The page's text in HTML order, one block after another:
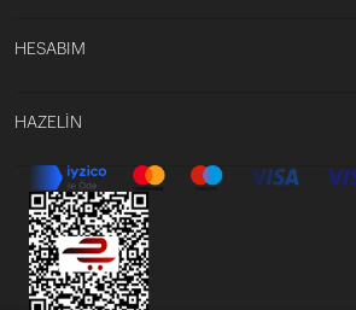
HESABIM
HAZELİN